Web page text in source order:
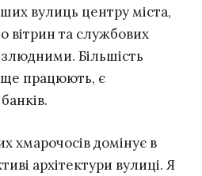
вулиць центру міста,
вітрин та службових
Більшість
ще працюють, є
хмарочосів домінує в
архітектури вулиці. Я